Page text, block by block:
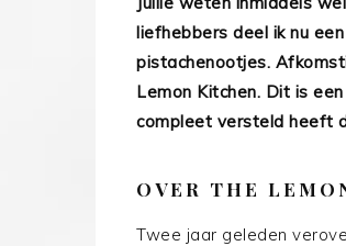
liefhebbers deel ik nu
pistachenootjes.
Lemon Kitchen. Dit is
compleet versteld heeft
OVER THE
Twee jaar geleden